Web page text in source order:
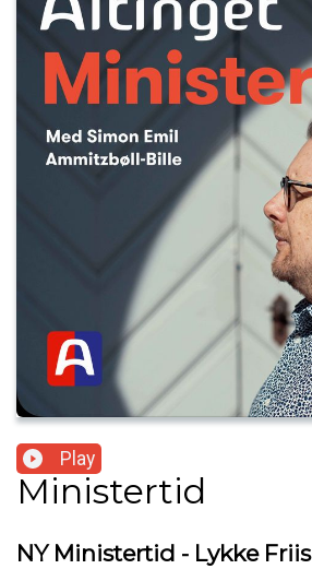
Play
Ministertid
NY Ministertid - Lykke Friis